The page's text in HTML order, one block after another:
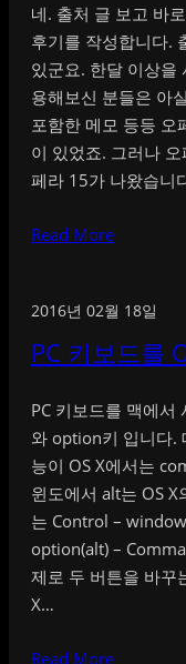
네. 출처 글 보고 바
후기를 작성합니다.
있군요. 한달 이상을
용해보신 분들은 아
포함한 메모 등등 오
이 있었죠. 그러나
페라 15가 나왔습니
Read More
2016년 02월 18일
PC 키보드를
PC 키보드를 맥에
와 option키 입니다.
능이 OS X에서는
윈도에서 alt는 OS
는 Control –
option(alt) –
제로 두 버튼을 바꾸
X…
Read More